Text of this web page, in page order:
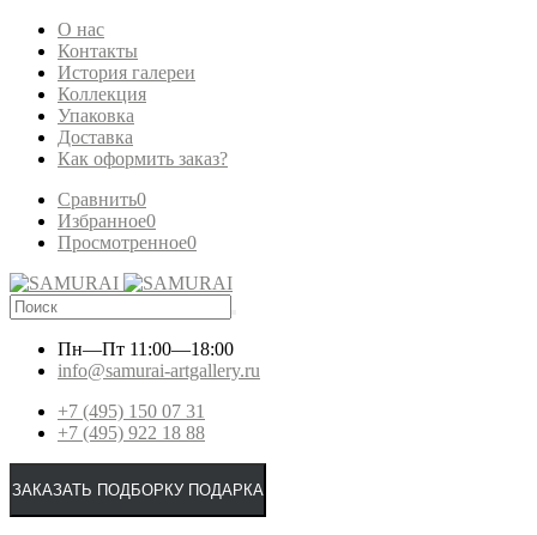
О нас
Контакты
История галереи
Коллекция
Упаковка
Доставка
Как оформить заказ?
Сравнить0
Избранное0
Просмотренное0
Пн—Пт 11:00—18:00
info@samurai-artgallery.ru
+7 (495) 150 07 31
+7 (495) 922 18 88
ЗАКАЗАТЬ ПОДБОРКУ ПОДАРКА